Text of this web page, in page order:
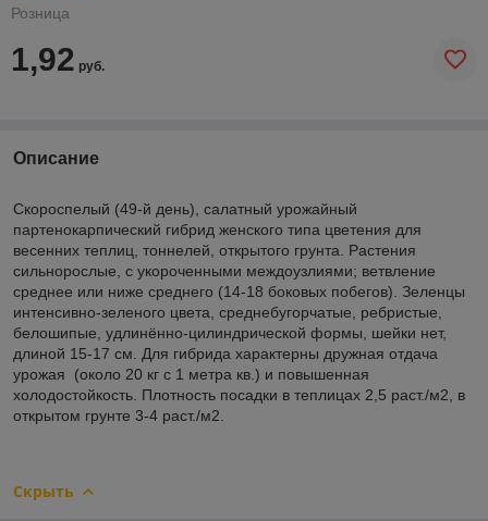
Розница
1,92 руб.
Описание
Скороспелый (49-й день), салатный урожайный
партенокарпический гибрид женского типа цветения для
весенних теплиц, тоннелей, открытого грунта. Растения
сильнорослые, с укороченными междоузлиями; ветвление
среднее или ниже среднего (14-18 боковых побегов). Зеленцы
интенсивно-зеленого цвета, среднебугорчатые, ребристые,
белошипые, удлинённо-цилиндрической формы, шейки нет,
длиной 15-17 см. Для гибрида характерны дружная отдача
урожая (около 20 кг с 1 метра кв.) и повышенная
холодостойкость. Плотность посадки в теплицах 2,5 раст./м2, в
открытом грунте 3-4 раст./м2.
Скрыть